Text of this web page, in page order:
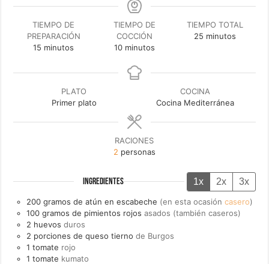
TIEMPO DE
PREPARACIÓN
15 minutos
minutos
TIEMPO DE
COCCIÓN
10minutos
minutos
TIEMPO TOTAL
25 minutos
minutos
PLATO
Primer plato
COCINA
Cocina Mediterránea
RACIONES
2 personas
INGREDIENTES 1x 2x 3x
200 gramos de atún en escabeche (en esta ocasióncasero)
100 gramos de pimientos rojos asados (también caseros)
2 huevos duros
2 porciones de queso tierno de Burgos
1 tomate rojo
1 tomate kumato